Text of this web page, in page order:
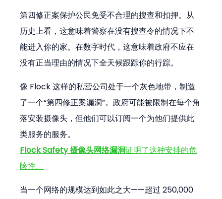
第四修正案保护公民免受不合理的搜查和扣押。从
历史上看，这意味着警察在没有搜查令的情况下不
能进入你的家。在数字时代，这意味着政府不应在
没有正当理由的情况下全天候跟踪你的行踪。
像 Flock 这样的私营公司处于一个灰色地带，制造
了一个“第四修正案漏洞”。政府可能被限制在每个角
落安装摄像头，但他们可以订阅一个为他们提供此
类服务的服务。
Flock Safety 摄像头网络漏洞证明了这种安排的危
险性。
当一个网络的规模达到如此之大——超过 250,000